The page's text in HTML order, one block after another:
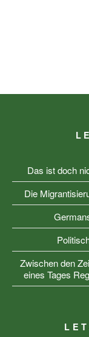
Das ist doch
Die
Zwischen den
eines Tages